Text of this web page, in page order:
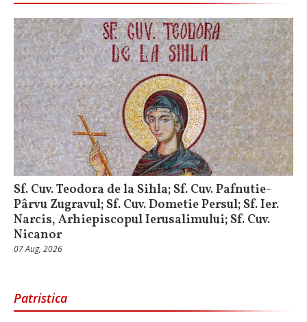
Sf. Cuv. Teodora de la Sihla; Sf. Cuv. Pafnutie-
Pârvu Zugravul; Sf. Cuv. Dometie Persul; Sf. Ier.
Narcis, Arhiepiscopul Ierusalimului; Sf. Cuv.
Nicanor
07 Aug, 2026
Patristica